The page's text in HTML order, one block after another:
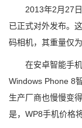
2013年2月27日
已正式对外发布。
码相机，其重量仅
在安卓智能手机
Windows Phone 8
生产厂商也慢慢变
是，WP8手机价格